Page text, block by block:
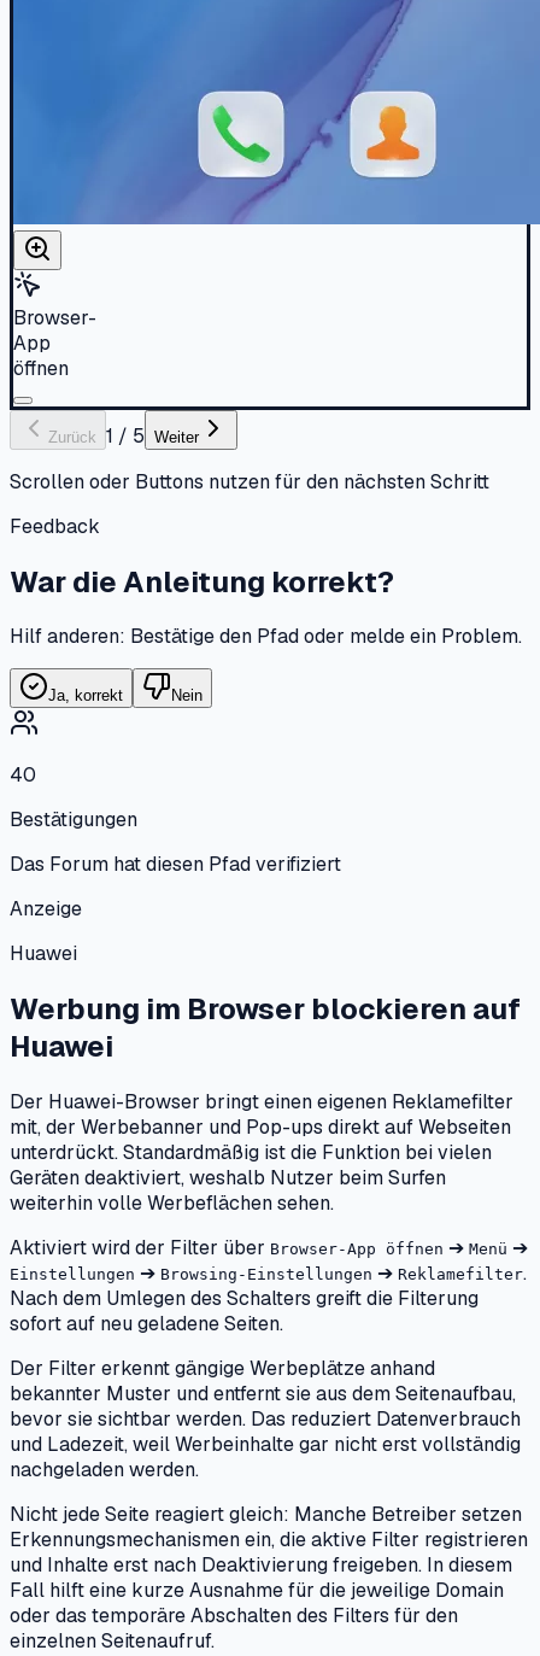
Browser-
App
öffnen
Zurück 1 / 5 Weiter
Scrollen oder Buttons nutzen für den nächsten Schritt
Feedback
War die Anleitung korrekt?
Hilf anderen: Bestätige den Pfad oder melde ein Problem.
Ja, korrekt Nein
40
Bestätigungen
Das Forum hat diesen Pfad verifiziert
Anzeige
Huawei
Werbung im Browser blockieren auf
Huawei
Der Huawei-Browser bringt einen eigenen Reklamefilter
mit, der Werbebanner und Pop-ups direkt auf Webseiten
unterdrückt. Standardmäßig ist die Funktion bei vielen
Geräten deaktiviert, weshalb Nutzer beim Surfen
weiterhin volle Werbeflächen sehen.
Aktiviert wird der Filter über Browser-App öffnen ➔ Menü ➔
Einstellungen ➔ Browsing-Einstellungen ➔ Reklamefilter.
Nach dem Umlegen des Schalters greift die Filterung
sofort auf neu geladene Seiten.
Der Filter erkennt gängige Werbeplätze anhand
bekannter Muster und entfernt sie aus dem Seitenaufbau,
bevor sie sichtbar werden. Das reduziert Datenverbrauch
und Ladezeit, weil Werbeinhalte gar nicht erst vollständig
nachgeladen werden.
Nicht jede Seite reagiert gleich: Manche Betreiber setzen
Erkennungsmechanismen ein, die aktive Filter registrieren
und Inhalte erst nach Deaktivierung freigeben. In diesem
Fall hilft eine kurze Ausnahme für die jeweilige Domain
oder das temporäre Abschalten des Filters für den
einzelnen Seitenaufruf.